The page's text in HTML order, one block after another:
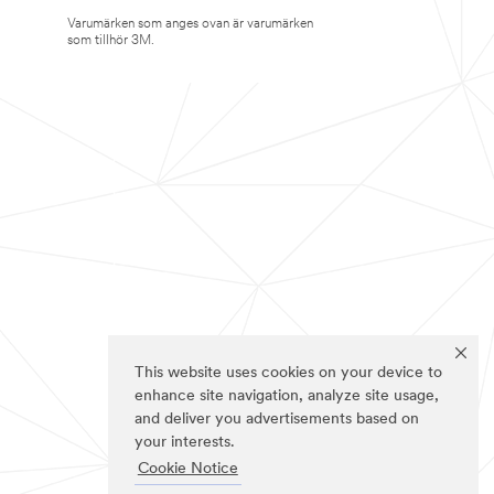
This website uses cookies on your device to
enhance site navigation, analyze site usage,
and deliver you advertisements based on
your interests.
Cookie Notice
Varumärken som anges ovan är varumärken
som tillhör 3M.